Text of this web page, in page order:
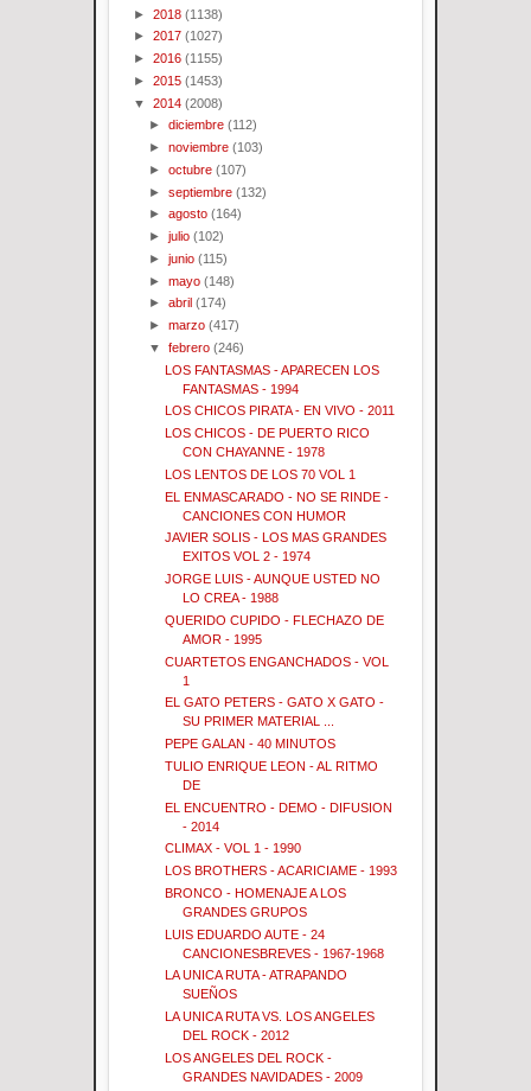
► 2018 (1138)
► 2017 (1027)
► 2016 (1155)
► 2015 (1453)
▼ 2014 (2008)
►diciembre (112)
►noviembre (103)
►octubre (107)
►septiembre (132)
►agosto (164)
►julio (102)
►junio (115)
►mayo (148)
►abril (174)
►marzo (417)
▼febrero (246)
LOS FANTASMAS - APARECEN LOS
FANTASMAS - 1994
LOS CHICOS PIRATA - EN VIVO - 2011
LOS CHICOS - DE PUERTO RICO
CON CHAYANNE - 1978
LOS LENTOS DE LOS 70 VOL 1
EL ENMASCARADO - NO SE RINDE -
CANCIONES CON HUMOR
JAVIER SOLIS - LOS MAS GRANDES
EXITOS VOL 2 - 1974
JORGE LUIS - AUNQUE USTED NO
LO CREA - 1988
QUERIDO CUPIDO - FLECHAZO DE
AMOR - 1995
CUARTETOS ENGANCHADOS - VOL
1
EL GATO PETERS - GATO X GATO -
SU PRIMER MATERIAL ...
PEPE GALAN - 40 MINUTOS
TULIO ENRIQUE LEON - AL RITMO
DE
EL ENCUENTRO - DEMO - DIFUSION
- 2014
CLIMAX - VOL 1 - 1990
LOS BROTHERS - ACARICIAME - 1993
BRONCO - HOMENAJE A LOS
GRANDES GRUPOS
LUIS EDUARDO AUTE - 24
CANCIONESBREVES - 1967-1968
LA UNICA RUTA - ATRAPANDO
SUEÑOS
LA UNICA RUTA VS. LOS ANGELES
DEL ROCK - 2012
LOS ANGELES DEL ROCK -
GRANDES NAVIDADES - 2009